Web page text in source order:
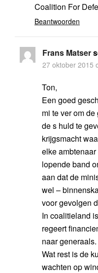
Coalition For
Beantwoorden
Frans Matser
27 oktober 2015
Ton,
Een goed
mi te ver om
de s huld te
krijgsmacht
elke
lopende band
aan dat de
wel –
voor gevolgen
In coalitieland
regeert
naar generaals.
Wat rest is de
wachten op